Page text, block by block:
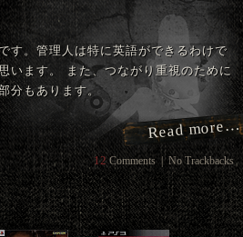
す。管理人は特に英語ができるわけで
います。 また、つながり重視のために
分もあります。
Read more…
12 Comments |No Trackbacks